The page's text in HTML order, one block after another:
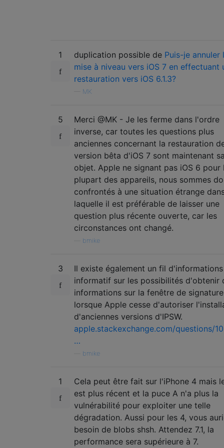
1 duplication possible de Puis-je annuler
mise à niveau vers iOS 7 en effectuant
restauration vers iOS 6.1.3?
MK
5
Merci @MK - Je les ferme dans l'ordre
inverse, car toutes les questions plus
anciennes concernant la restauration
version bêta d'iOS 7 sont maintenant
objet. Apple ne signant pas iOS 6 pour
plupart des appareils, nous sommes
confrontés à une situation étrange
laquelle il est préférable de laisser une
question plus récente ouverte, car les
circonstances ont changé.
bmike
3
Il existe également un fil
informatif sur les possibilités d'obtenir
informations sur la fenêtre de signature
lorsque Apple cesse d'autoriser
d'anciennes versions d'IPSW.
apple.stackexchange.com/questions/
…
bmike
1
Cela peut être fait sur l'iPhone 4 mais
est plus récent et la puce A n'a plus la
vulnérabilité pour exploiter une telle
dégradation. Aussi pour les 4, vous
besoin de blobs shsh. Attendez 7.1, la
performance sera supérieure à 7.